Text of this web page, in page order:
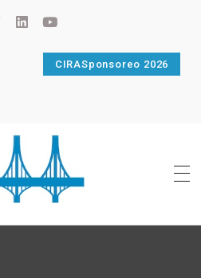
CIRASponsoreo 2026